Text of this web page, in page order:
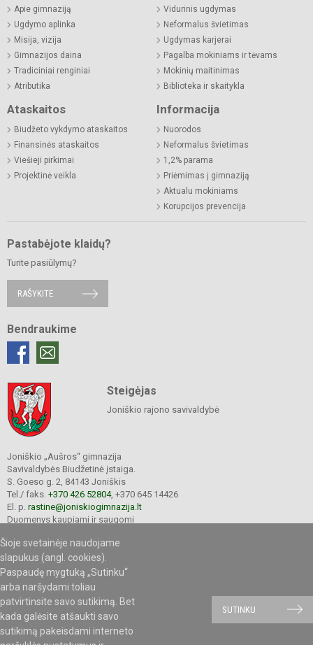
Šioje svetainėje naudojame
slapukus (angl. cookies).
Paspaudę mygtuką „Sutinku“
arba naršydami toliau
patvirtinsite savo sutikimą. Bet
kada galėsite atšaukti savo
sutikimą pakeisdami interneto
SUTINKU
Apie gimnaziją
Ugdymo aplinka
Misija, vizija
Gimnazijos daina
Tradiciniai renginiai
Atributika
Vidurinis ugdymas
Neformalus švietimas
Ugdymas karjerai
Pagalba mokiniams ir tėvams
Mokinių maitinimas
Biblioteka ir skaitykla
Ataskaitos
Biudžeto vykdymo ataskaitos
Finansinės ataskaitos
Viešieji pirkimai
Projektinė veikla
Informacija
Nuorodos
Neformalus švietimas
1,2% parama
Priėmimas į gimnaziją
Aktualu mokiniams
Korupcijos prevencija
Pastabėjote klaidų?
Turite pasiūlymų?
RAŠYKITE
Bendraukime
Steigėjas
Joniškio rajono savivaldybė
Joniškio „Aušros“ gimnazija
Savivaldybės Biudžetinė įstaiga.
S. Goeso g. 2, 84143 Joniškis
Tel./ faks. +370 426 52804, +370 645 14426
El. p. rastine@joniskiogimnazija.lt
Duomenys kaupiami ir saugomi
Įmonės kodas 290565040
© 2020. Joniškio „Aušros“ gimnazija. Visos teisės saugomos.
Kopijuoti turinį be raštiško gimnazijos sutikimo griežtai draudžiama.